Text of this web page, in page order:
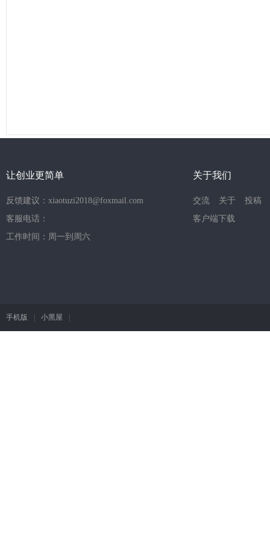
让创业更简单
反馈建议：xiaotuzi2018@foxmail.com
客服电话：
工作时间：周一到周六
关于我们
交流 关于
投稿
客户端下载
手机版 | 小黑屋 |